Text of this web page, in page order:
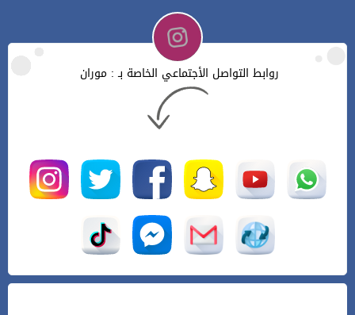
روابط التواصل الأجتماعي الخاصة بـ : موران